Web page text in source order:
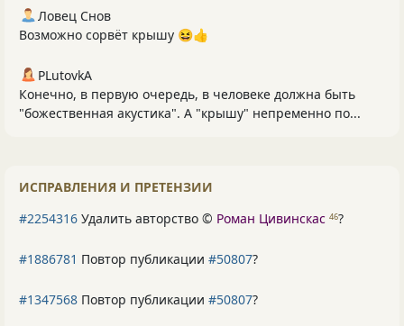
Ловец Снов
Возможно сорвёт крышу 😆👍
PLutоvkА
Конечно, в первую очередь, в человеке должна быть
"божественная акустика". А "крышу" непременно по...
ИСПРАВЛЕНИЯ И ПРЕТЕНЗИИ
#2254316 Удалить авторство © Роман Цивинскас 46?
#1886781 Повтор публикации #50807?
#1347568 Повтор публикации #50807?